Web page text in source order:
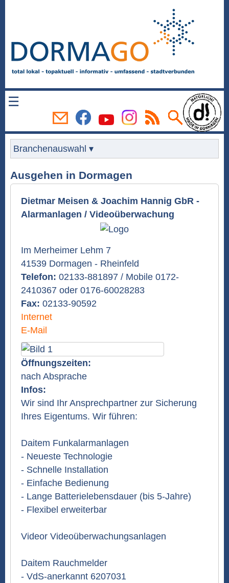
☰
Branchenauswahl ▾
Ausgehen in Dormagen
Dietmar Meisen & Joachim Hannig GbR -
Alarmanlagen / Videoüberwachung
Im Merheimer Lehm 7
41539 Dormagen - Rheinfeld
Telefon: 02133-881897 / Mobile 0172-
2410367 oder 0176-60028283
Fax: 02133-90592
Internet
E-Mail
Öffnungszeiten:
nach Absprache
Infos:
Wir sind Ihr Ansprechpartner zur Sicherung
Ihres Eigentums. Wir führen:
Daitem Funkalarmanlagen
- Neueste Technologie
- Schnelle Installation
- Einfache Bedienung
- Lange Batterielebensdauer (bis 5-Jahre)
- Flexibel erweiterbar
Videor Videoüberwachungsanlagen
Daitem Rauchmelder
- VdS-anerkannt 6207031